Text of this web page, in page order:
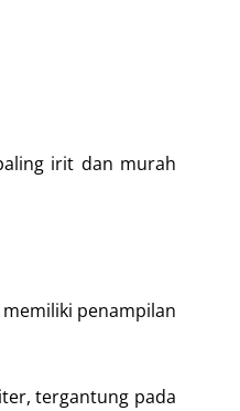
irit dan murah
penampilan
tergantung pada